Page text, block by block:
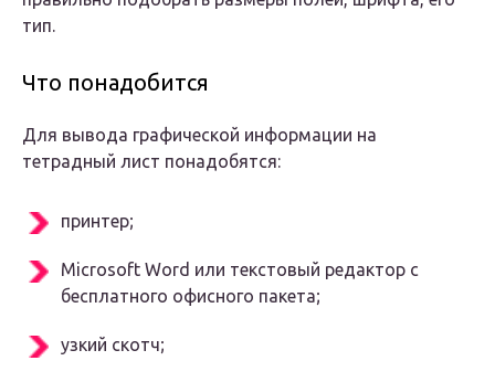
тип.
Что понадобится
Для вывода графической информации на
тетрадный лист понадобятся:
принтер;
Microsoft Word или текстовый редактор с
бесплатного офисного пакета;
узкий скотч;